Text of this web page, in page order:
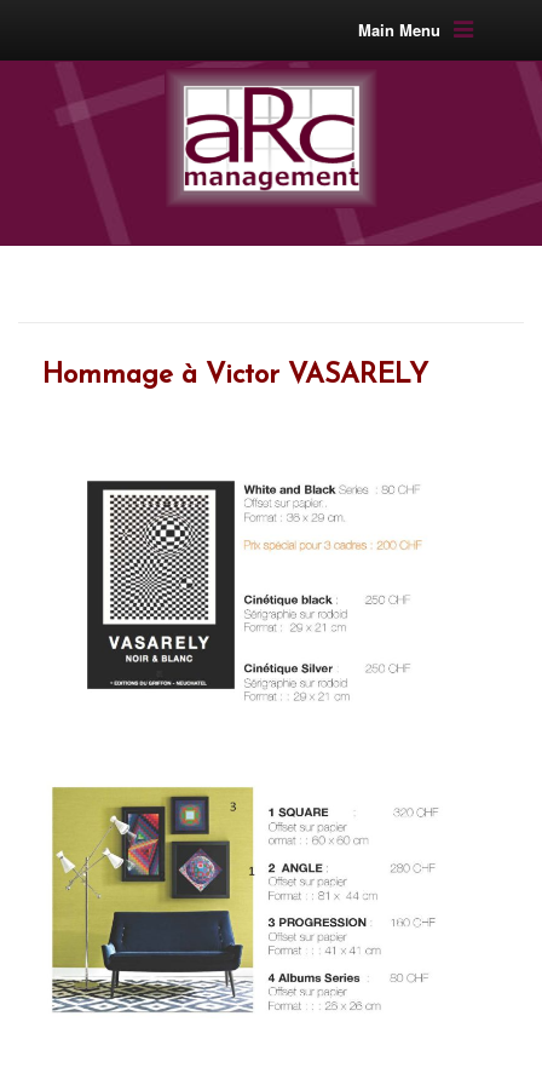
Main Menu
Hommage à Victor VASARELY